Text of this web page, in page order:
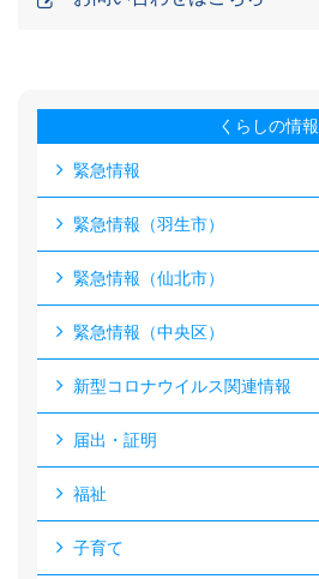
くらしの情報
緊急情報
緊急情報（羽生市）
緊急情報（仙北市）
緊急情報（中央区）
新型コロナウイルス関連情報
届出・証明
福祉
子育て